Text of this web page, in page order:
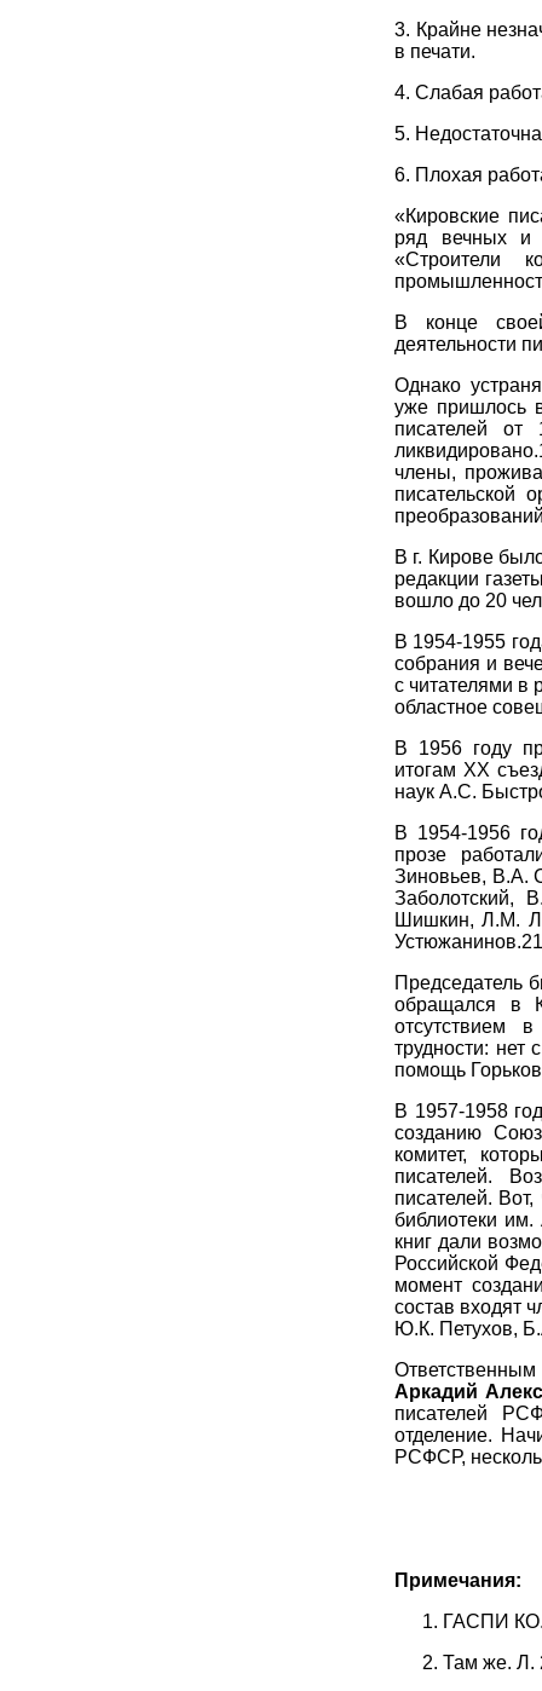
3. Крайне
в печати.
4. Слабая
5.
6. Плохая
«Кировские
ряд вечных и
«Строители
В конце
деятельности
Однако
уже пришлось
писателей
члены,
писательской
В г. Кирове
редакции
вошло до 20
В 1954-1955
собрания и
с читателями в
областное
В 1956 году
итогам ХХ
наук А.С.
В 1954-1956
прозе
Зиновьев, В.А.
Заболотский,
Шишкин, Л.М.
Устюжанинов.21
Председатель
обращался в
отсутствием
трудности: нет
помощь
В 1957-1958
созданию
комитет,
писателей.
писателей.
библиотеки
книг дали
Российской
момент
состав входят
Ю.К. Петухов,
Аркадий
писателей
отделение.
РСФСР,
Примечания:
ГАСПИ КО.
Там же. Л.